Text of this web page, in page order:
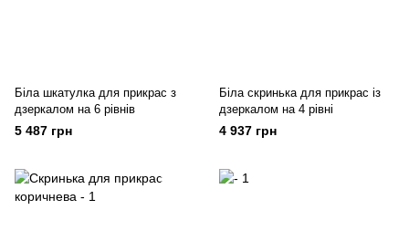
Біла шкатулка для прикрас з
дзеркалом на 6 рівнів
5 487 грн
Біла скринька для прикрас із
дзеркалом на 4 рівні
4 937 грн